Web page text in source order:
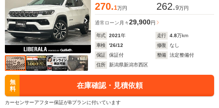
270.1万円 262.9万円
通常ローン 月々29,900円
年式 2021年 走行 4.8万km
車検
'26/12 修復
なし
保証
保証付 整備
法定整備付
住所
新潟県新潟市西区
無
料
在庫確認・見積依頼
カーセンサーアフター保証がBプランに付いています